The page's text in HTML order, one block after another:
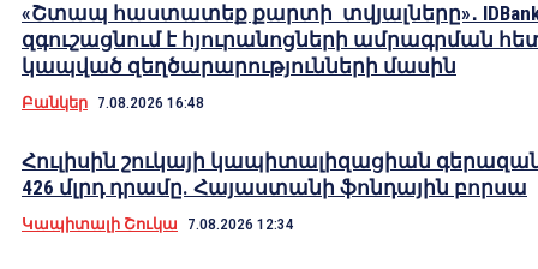
«Շտապ հաստատեք քարտի տվյալները»․
զգուշացնում է հյուրանոցների ամրագրման
կապված զեղծարարությունների մասին
Բանկեր 7.08.2026 16:48
Հուլիսին շուկայի կապիտալիզացիան
426 մլրդ դրամը. Հայաստանի ֆոնդային բորսա
Կապիտալի Շուկա 7.08.2026 12:34